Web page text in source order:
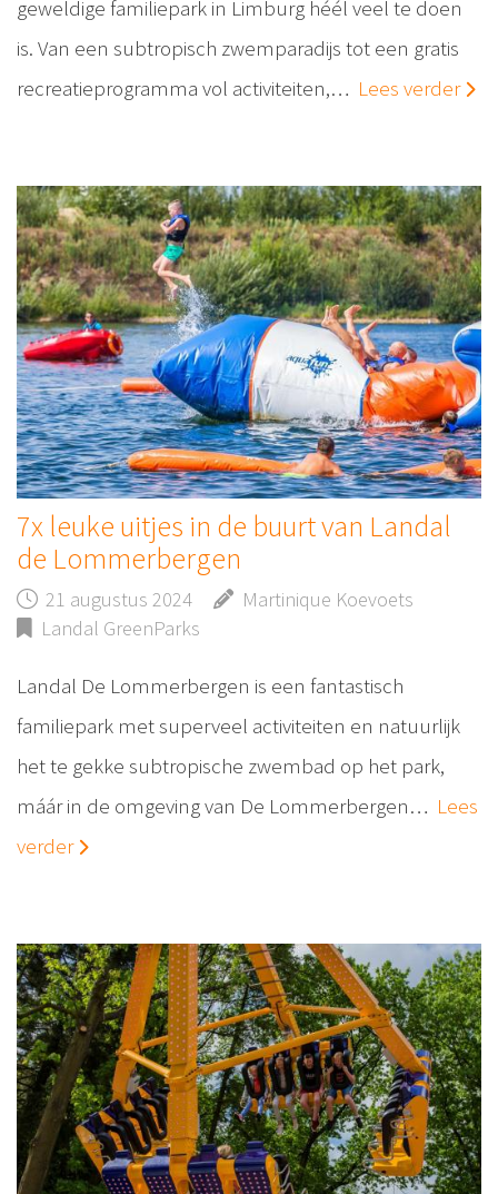
geweldige familiepark in Limburg héél veel te doen
is. Van een subtropisch zwemparadijs tot een gratis
recreatieprogramma vol activiteiten,… Lees verder
7x leuke uitjes in de buurt van Landal
de Lommerbergen
21 augustus 2024
Martinique Koevoets
Landal GreenParks
Landal De Lommerbergen is een fantastisch
familiepark met superveel activiteiten en natuurlijk
het te gekke subtropische zwembad op het park,
máár in de omgeving van De Lommerbergen… Lees
verder